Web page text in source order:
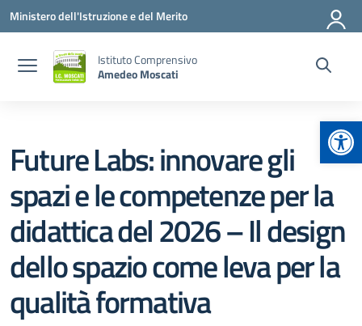
Vai ai contenuti
Vai al menu di navigazione
Vai al footer
Ministero dell'Istruzione e del Merito
Istituto Comprensivo
Amedeo Moscati
Future Labs: innovare gli
spazi e le competenze per la
didattica del 2026 – Il design
dello spazio come leva per la
qualità formativa